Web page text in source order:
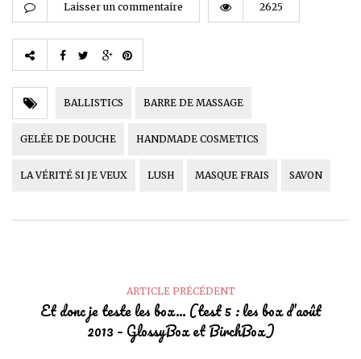
Laisser un commentaire 2625
BALLISTICS BARRE DE MASSAGE
GELÉE DE DOUCHE HANDMADE COSMETICS
LA VÉRITÉ SI JE VEUX LUSH MASQUE FRAIS SAVON
ARTICLE PRÉCÉDENT
Et donc je teste les box… (test 5 : les box d’août
2013 – GlossyBox et BirchBox)